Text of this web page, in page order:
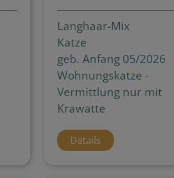
Langhaar-Mix
Katze
geb. Anfang 05/2026
Wohnungskatze -
Vermittlung nur mit
Krawatte
Details